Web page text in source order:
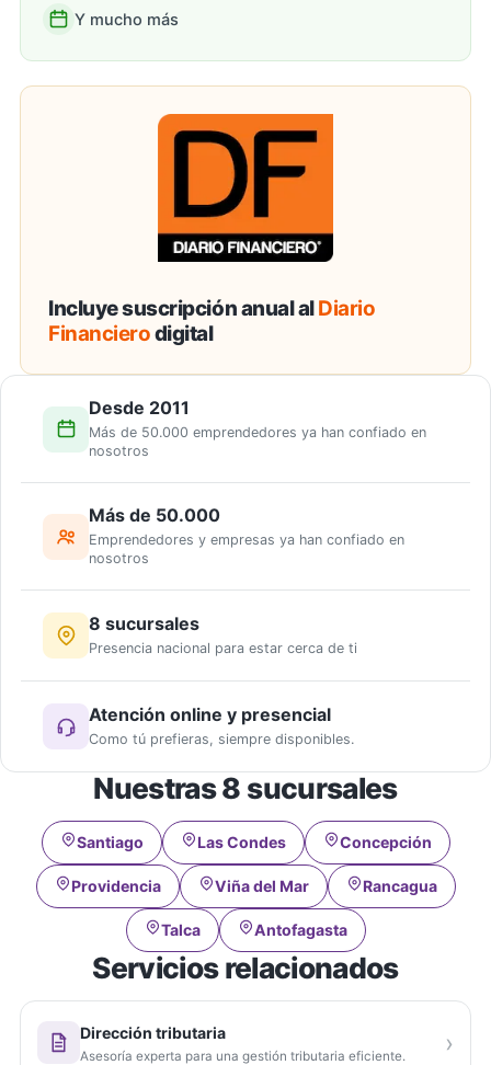
Y mucho más
Incluye suscripción anual alDiario
Financierodigital
Desde 2011
Más de 50.000 emprendedores ya han confiado en
nosotros
Más de 50.000
Emprendedores y empresas ya han confiado en
nosotros
8 sucursales
Presencia nacional para estar cerca de ti
Atención online y presencial
Como tú prefieras, siempre disponibles.
Nuestras 8 sucursales
Santiago Las Condes Concepción
Providencia Viña del Mar Rancagua
Talca Antofagasta
Servicios relacionados
Dirección tributaria
Asesoría experta para una gestión tributaria eficiente. ›